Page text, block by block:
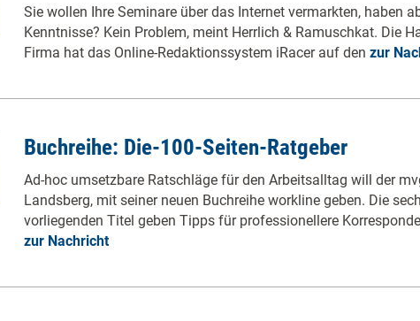
Sie wollen Ihre Seminare über das Internet vermarkten, haben
Kenntnisse? Kein Problem, meint Herrlich & Ramuschkat. Die
Firma hat das Online-Redaktionssystem iRacer auf den zur
Buchreihe: Die-100-Seiten-Ratgeber
Ad-hoc umsetzbare Ratschläge für den Arbeitsalltag will der
Landsberg, mit seiner neuen Buchreihe workline geben. Die
vorliegenden Titel geben Tipps für professionellere
zur Nachricht